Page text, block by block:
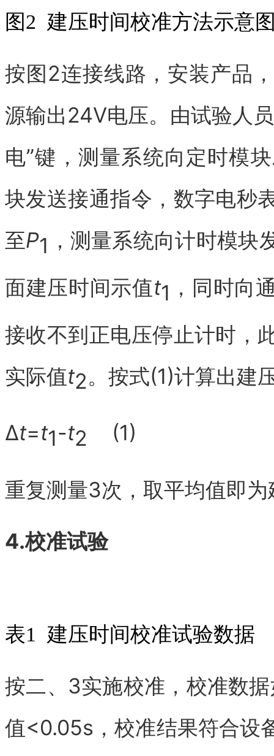
图2 建压时间校准方法示意
按图2连接线路，安装产品
源输出24V电压。由试验人
电”键，测量系统向定时模
块发送接通指令，数字电秒
至P1 ，测量系统向计时模
面建压时间示值t1 ，同时向
接收不到正电压停止计时，
实际值t2。按式(1)计算出建
Δt=t1-t2 (1)
重复测量3次，取平均值即
4.校准试验
表1 建压时间校准试验数据
按二、3实施校准，校准数
值<0.05s，校准结果符合设